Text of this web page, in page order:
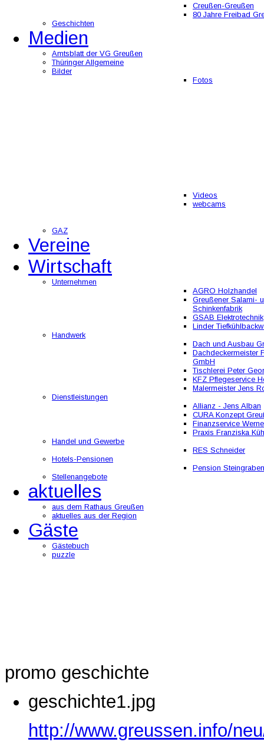
Creußen-Greußen
80 Jahre Freibad
Geschichten
Medien
Amtsblatt der VG Greußen
Thüringer Allgemeine
Bilder
Fotos
Videos
webcams
GAZ
Vereine
Wirtschaft
Unternehmen
AGRO Holzhandel
Greußener Salami-
Schinkenfabrik
GSAB Elektrotechnik
Linder
Handwerk
Dach und Ausbau
Dachdeckermeister
GmbH
Tischlerei Peter
KFZ Pflegeservice
Malermeister Jens
Dienstleistungen
Allianz - Jens Alban
CURA Konzept
Finanzservice
Praxis Franziska
Handel und Gewerbe
RES Schneider
Hotels-Pensionen
Pension Steingraben
Stellenangebote
aktuelles
aus dem Rathaus Greußen
aktuelles aus der Region
Gäste
Gästebuch
puzzle
promo geschichte
geschichte1.jpg
http://www.greussen.info/